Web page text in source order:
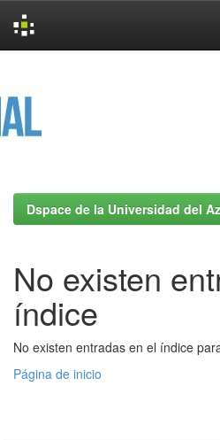
Dspace de la Universidad del
No existen
índice
No existen entradas en el índice
Página de inicio